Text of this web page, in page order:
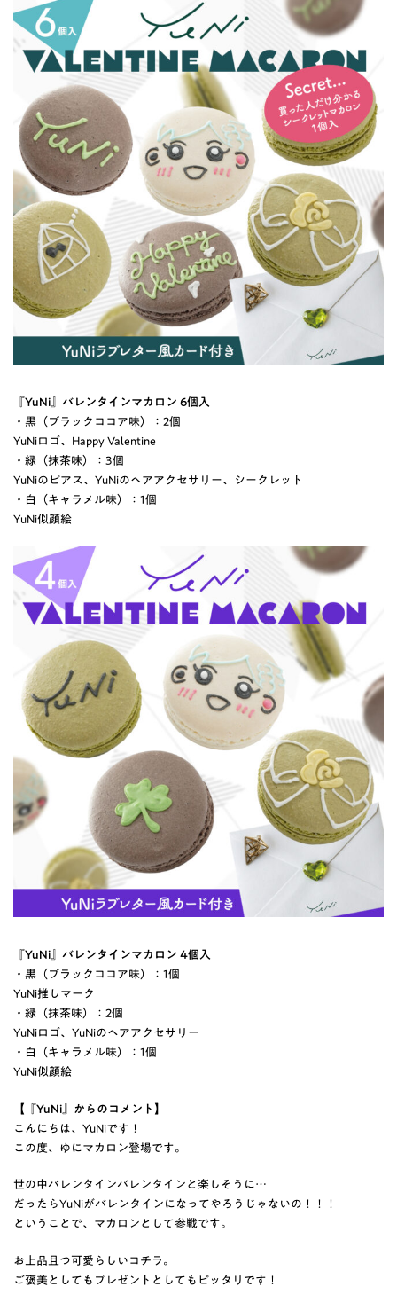
『YuNi』バレンタインマカロン 6個入
・黒（ブラックココア味）：2個
YuNiロゴ、Happy Valentine
・緑（抹茶味）：3個
YuNiのピアス、YuNiのヘアアクセサリー、シークレット
・白（キャラメル味）：1個
YuNi似顔絵
『YuNi』バレンタインマカロン 4個入
・黒（ブラックココア味）：1個
YuNi推しマーク
・緑（抹茶味）：2個
YuNiロゴ、YuNiのヘアアクセサリー
・白（キャラメル味）：1個
YuNi似顔絵
【『YuNi』からのコメント】
こんにちは、YuNiです！
この度、ゆにマカロン登場です。
世の中バレンタインバレンタインと楽しそうに…
だったらYuNiがバレンタインになってやろうじゃないの！！！
ということで、マカロンとして参戦です。
お上品且つ可愛らしいコチラ。
ご褒美としてもプレゼントとしてもピッタリです！